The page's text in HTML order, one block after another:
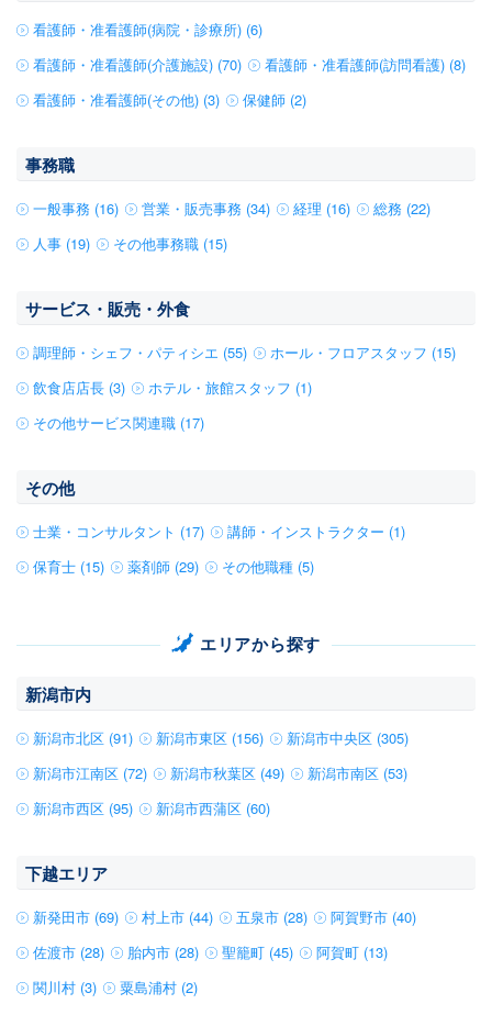
看護師・准看護師(病院・診療所) (6)
看護師・准看護師(介護施設) (70)
看護師・准看護師(訪問看護) (8)
看護師・准看護師(その他) (3)
保健師 (2)
事務職
一般事務 (16) 営業・販売事務 (34) 経理 (16)
総務 (22)
人事 (19)
その他事務職 (15)
サービス・販売・外食
調理師・シェフ・パティシエ (55)
ホール・フロアスタッフ (15)
飲食店店長 (3)
ホテル・旅館スタッフ (1)
その他サービス関連職 (17)
その他
士業・コンサルタント (17)
講師・インストラクター (1)
保育士 (15)
薬剤師 (29) その他職種 (5)
エリアから探す
新潟市内
新潟市北区 (91) 新潟市東区 (156)
新潟市中央区 (305)
新潟市江南区 (72)
新潟市秋葉区 (49)
新潟市南区 (53)
新潟市西区 (95)
新潟市西蒲区 (60)
下越エリア
新発田市 (69) 村上市 (44) 五泉市 (28)
阿賀野市 (40)
佐渡市 (28)
胎内市 (28) 聖籠町 (45)
阿賀町 (13)
関川村 (3)
粟島浦村 (2)